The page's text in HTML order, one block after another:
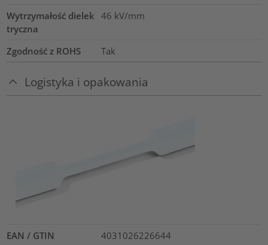
Wytrzymałość dielek
tryczna
46 kV/mm
Zgodność z ROHS Tak
Logistyka i opakowania
EAN / GTIN
4031026226644